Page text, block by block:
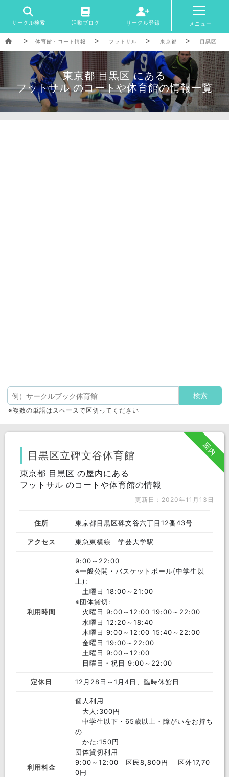
サークル検索 活動ブログ サークル登録 メニュー
体育館・コート情報 フットサル 東京都 目黒区
東京都 目黒区 にある
フットサル のコートや体育館の情報一覧
※複数の単語はスペースで区切ってください
屋内
目黒区立碑文谷体育館
東京都 目黒区 の屋内にある
フットサル のコートや体育館の情報
更新日：2020年11月13日
住所 東京都目黒区碑文谷六丁目12番43号
アクセス 東急東横線 学芸大学駅
利用時間
9:00～22:00
※一般公開・バスケットボール(中学生以
上):
土曜日 18:00～21:00
※団体貸切:
火曜日 9:00～12:00 19:00～22:00
水曜日 12:20～18:40
木曜日 9:00～12:00 15:40～22:00
金曜日 19:00～22:00
土曜日 9:00～12:00
日曜日・祝日 9:00～22:00
定休日 12月28日～1月4日、臨時休館日
利用料金
個人利用
大人:300円
中学生以下・65歳以上・障がいをお持ち
の
かた:150円
団体貸切利用
9:00～12:00 区民8,800円 区外17,70
0円